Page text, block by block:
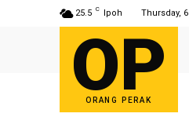
25.5 C Ipoh Thursday,
OP
ORANG PERAK